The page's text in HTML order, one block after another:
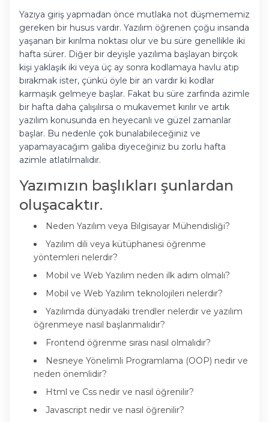
Yazıya giriş yapmadan önce mutlaka not düşmememiz
gereken bir husus vardır. Yazılım öğrenen çoğu insanda
yaşanan bir kırılma noktası olur ve bu süre genellikle iki
hafta sürer. Diğer bir deyişle yazılıma başlayan birçok
kişi yaklaşık iki veya üç ay sonra kodlamaya havlu atıp
bırakmak ister, çünkü öyle bir an vardır ki kodlar
karmaşık gelmeye başlar. Fakat bu süre zarfında azimle
bir hafta daha çalışılırsa o mukavemet kırılır ve artık
yazılım konusunda en heyecanlı ve güzel zamanlar
başlar. Bu nedenle çok bunalabileceğiniz ve
yapamayacağım galiba diyeceğiniz bu zorlu hafta
azimle atlatılmalıdır.
Yazımızın başlıkları şunlardan
oluşacaktır.
Neden Yazılım veya Bilgisayar Mühendisliği?
Yazılım dili veya kütüphanesi öğrenme
yöntemleri nelerdir?
Mobil ve Web Yazılım neden ilk adım olmalı?
Mobil ve Web Yazılım teknolojileri nelerdir?
Yazılımda dünyadaki trendler nelerdir ve yazılım
öğrenmeye nasıl başlanmalıdır?
Frontend öğrenme sırası nasıl olmalıdır?
Nesneye Yönelimli Programlama (OOP) nedir ve
neden önemlidir?
Html ve Css nedir ve nasıl öğrenilir?
Javascript nedir ve nasıl öğrenilir?